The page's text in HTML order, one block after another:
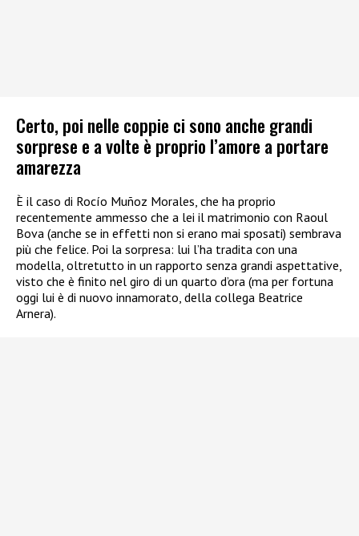
Certo, poi nelle coppie ci sono anche grandi
sorprese e a volte è proprio l’amore a portare
amarezza
È il caso di Rocío Muñoz Morales, che ha proprio
recentemente ammesso che a lei il matrimonio con Raoul
Bova (anche se in effetti non si erano mai sposati) sembrava
più che felice. Poi la sorpresa: lui l’ha tradita con una
modella, oltretutto in un rapporto senza grandi aspettative,
visto che è finito nel giro di un quarto d’ora (ma per fortuna
oggi lui è di nuovo innamorato, della collega Beatrice
Arnera).